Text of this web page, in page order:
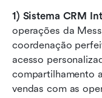
1) Sistema CRM
operações da
coordenação
acesso
compartilhamento
vendas com as